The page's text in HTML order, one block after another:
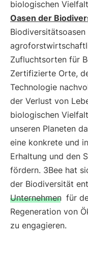
biologischen
Oasen der
Zufluchtsorten für
Zertifizierte Orte,
Technologie
der Verlust von
biologischen
unseren Planeten
eine konkrete und
Erhaltung und den
fördern. 3Bee hat
der Biodiversität
Unternehmen für
Regeneration von
zu engagieren.